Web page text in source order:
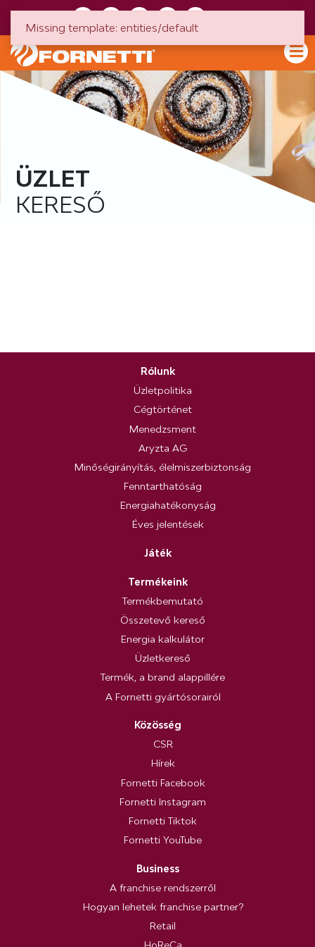
ÜZLET
KERESŐ
Rólunk
Üzletpolitika
Cégtörténet
Menedzsment
Aryzta AG
Minőségirányítás, élelmiszerbiztonság
Fenntarthatóság
Energiahatékonyság
Éves jelentések
Játék
Termékeink
Termékbemutató
Összetevő kereső
Energia kalkulátor
Üzletkereső
Termék, a brand alappillére
A Fornetti gyártósorairól
Közösség
CSR
Hírek
Fornetti Facebook
Fornetti Instagram
Fornetti Tiktok
Fornetti YouTube
Business
A franchise rendszerről
Hogyan lehetek franchise partner?
Retail
Missing template: entities/default